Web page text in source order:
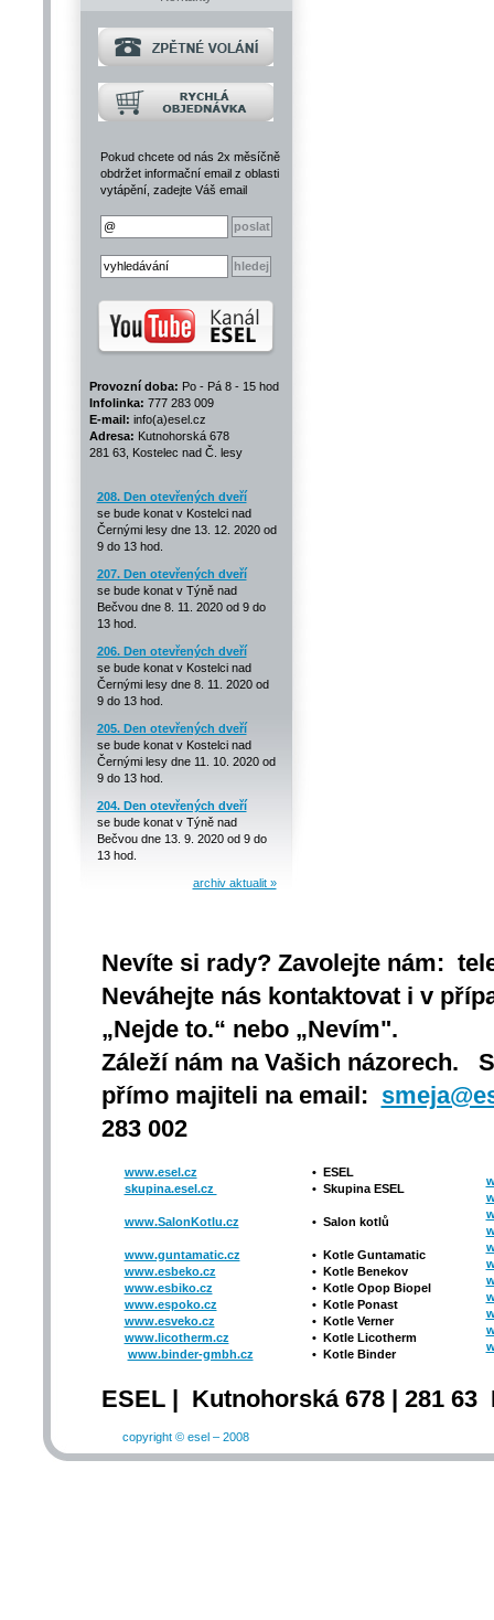
Pokud chcete od nás 2x měsíčně
obdržet informační email z oblasti
vytápění, zadejte Váš email
Provozní doba: Po - Pá 8 - 15 hod
Infolinka: 777 283 009
E-mail: info(a)esel.cz
Adresa: Kutnohorská 678
281 63, Kostelec nad Č. lesy
208. Den otevřených dveří
se bude konat v Kostelci nad
Černými lesy dne 13. 12. 2020 od
9 do 13 hod.
207. Den otevřených dveří
se bude konat v Týně nad
Bečvou dne 8. 11. 2020 od 9 do
13 hod.
206. Den otevřených dveří
se bude konat v Kostelci nad
Černými lesy dne 8. 11. 2020 od
9 do 13 hod.
205. Den otevřených dveří
se bude konat v Kostelci nad
Černými lesy dne 11. 10. 2020 od
9 do 13 hod.
204. Den otevřených dveří
se bude konat v Týně nad
Bečvou dne 13. 9. 2020 od 9 do
13 hod.
archiv aktualit »
Nevíte si rady? Zavolejte nám:
Neváhejte nás kontaktovat i v
„Nejde to.“ nebo „Nevím".
Záleží nám na Vašich názorech.
přímo majiteli na email:
283 002
www.esel.cz
skupina.esel.cz
www.SalonKotlu.cz
www.guntamatic.cz
www.esbeko.cz
www.esbiko.cz
www.espoko.cz
www.esveko.cz
www.licotherm.cz
www.binder-gmbh.cz
• ESEL
• Skupina ESEL
• Salon kotlů
• Kotle Guntamatic
• Kotle Benekov
• Kotle Opop Biopel
• Kotle Ponast
• Kotle Verner
• Kotle Licotherm
• Kotle Binder
ESEL | Kutnohorská 678 | 281
copyright © esel – 2008